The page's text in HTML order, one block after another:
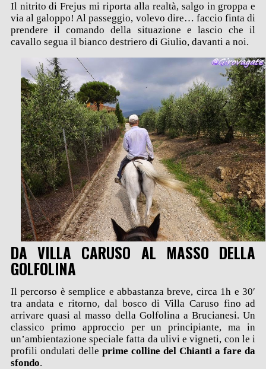
Il nitrito di Frejus mi riporta alla realtà, salgo in groppa e
via al galoppo! Al passeggio, volevo dire… faccio finta di
prendere il comando della situazione e lascio che il
cavallo segua il bianco destriero di Giulio, davanti a noi.
DA VILLA CARUSO AL MASSO DELLA
GOLFOLINA
Il percorso è semplice e abbastanza breve, circa 1h e 30′
tra andata e ritorno, dal bosco di Villa Caruso fino ad
arrivare quasi al masso della Golfolina a Brucianesi. Un
classico primo approccio per un principiante, ma in
un’ambientazione speciale fatta da ulivi e vigneti, con le i
profili ondulati delle prime colline del Chianti a fare da
sfondo.